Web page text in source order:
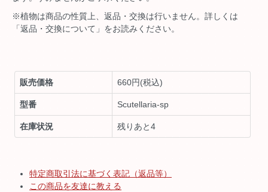
※植物は商品の性質上、返品・交換は行いません。詳しくは
「返品・交換について」をお読みください。
販売価格 660円(税込)
型番 Scutellaria-sp
在庫状況 残りあと4
特定商取引法に基づく表記（返品等）
この商品を友達に教える